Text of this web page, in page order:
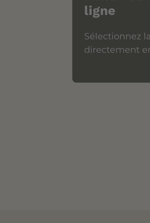
ligne
Sélectionnez
directement